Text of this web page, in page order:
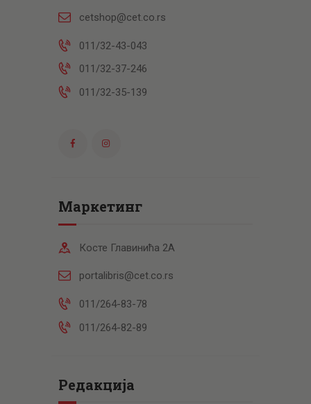
cetshop@cet.co.rs
011/32-43-043
011/32-37-246
011/32-35-139
Маркетинг
Косте Главинића 2А
portalibris@cet.co.rs
011/264-83-78
011/264-82-89
Редакција